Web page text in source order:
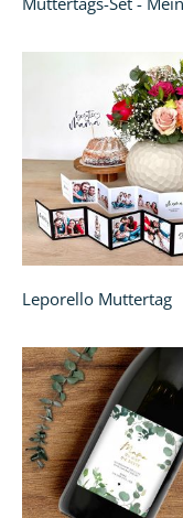
Leporello Muttertag